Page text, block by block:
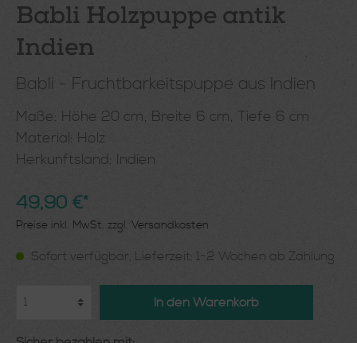
Babli Holzpuppe antik
Indien
Babli - Fruchtbarkeitspuppe aus Indien
Maße: Höhe 20 cm, Breite 6 cm, Tiefe 6 cm
Material: Holz
Herkunftsland: Indien
49,90 €*
Preise inkl. MwSt. zzgl. Versandkosten
Sofort verfügbar, Lieferzeit: 1-2 Wochen ab Zahlung
In den Warenkorb